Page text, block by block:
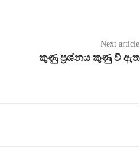
Next article
කුණු ප‍්‍රශ්නය කුණු වී ඇත